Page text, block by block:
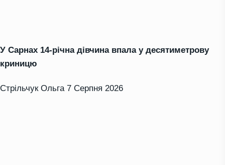
У Сарнах 14-річна дівчина впала у десятиметрову
криницю
Стрільчук Ольга 7 Серпня 2026